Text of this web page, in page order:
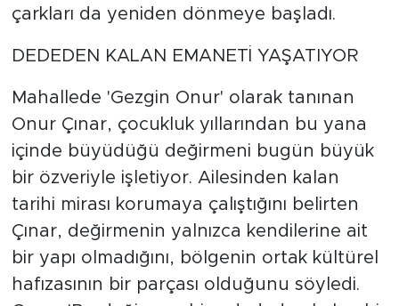
çarkları da yeniden dönmeye başladı.
DEDEDEN KALAN EMANETİ YAŞATIYOR
Mahallede 'Gezgin Onur' olarak tanınan
Onur Çınar, çocukluk yıllarından bu yana
içinde büyüdüğü değirmeni bugün büyük
bir özveriyle işletiyor. Ailesinden kalan
tarihi mirası korumaya çalıştığını belirten
Çınar, değirmenin yalnızca kendilerine ait
bir yapı olmadığını, bölgenin ortak kültürel
hafızasının bir parçası olduğunu söyledi.